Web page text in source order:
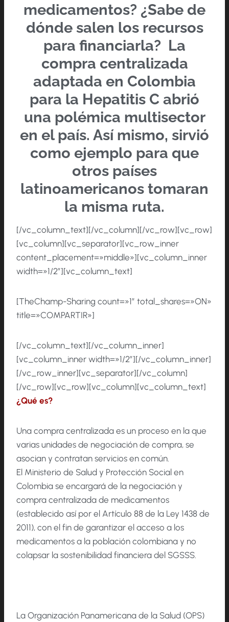
medicamentos? ¿Sabe de
dónde salen los recursos
para financiarla? La
compra centralizada
adaptada en Colombia
para la Hepatitis C abrió
una polémica multisector
en el país. Así mismo, sirvió
como ejemplo para que
otros países
latinoamericanos tomaran
la misma ruta.
[/vc_column_text][/vc_column][/vc_row][vc_row]
[vc_column][vc_separator][vc_row_inner
content_placement=»middle»][vc_column_inner
width=»1/2″][vc_column_text]
[TheChamp-Sharing count=»1″ total_shares=»ON»
title=»COMPARTIR»]
[/vc_column_text][/vc_column_inner]
[vc_column_inner width=»1/2″][/vc_column_inner]
[/vc_row_inner][vc_separator][/vc_column]
[/vc_row][vc_row][vc_column][vc_column_text]
¿Qué es?
Una compra centralizada es un proceso en la que
varias unidades de negociación de compra, se
asocian y contratan servicios en común.
El Ministerio de Salud y Protección Social en
Colombia se encargará de la negociación y
compra centralizada de medicamentos
(establecido así por el Artículo 88 de la Ley 1438 de
2011), con el fin de garantizar el acceso a los
medicamentos a la población colombiana y no
colapsar la sostenibilidad financiera del SGSSS.
La Organización Panamericana de la Salud (OPS)